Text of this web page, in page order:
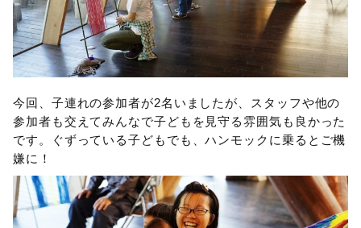
今回、子連れの参加者が2名いましたが、スタッフや他の
参加者も交えてみんなで子どもを見守る雰囲気も良かった
です。ぐずっている子どもでも、ハンモックに乗るとご機
嫌に！